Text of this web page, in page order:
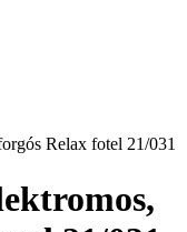
Relax fotel 21/031